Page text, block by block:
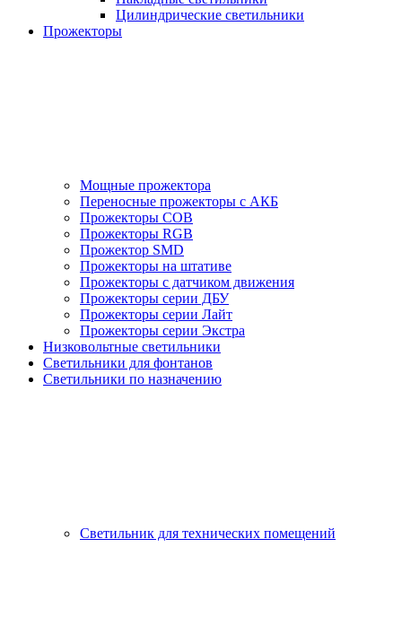
Цилиндрические светильники
Прожекторы
Мощные прожектора
Переносные прожекторы с АКБ
Прожекторы COB
Прожекторы RGB
Прожектор SMD
Прожекторы на штативе
Прожекторы с датчиком движения
Прожекторы серии ДБУ
Прожекторы серии Лайт
Прожекторы серии Экстра
Низковольтные светильники
Светильники для фонтанов
Светильники по назначению
Светильник для технических помещений